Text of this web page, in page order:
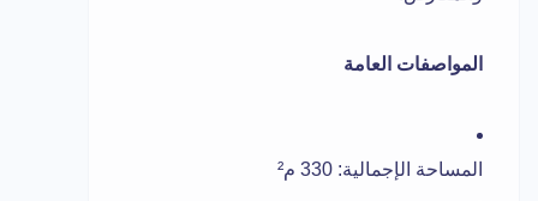
المواصفات العامة
المساحة الإجمالية: 330 م²